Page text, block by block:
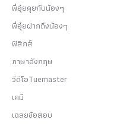
พี่อุ๋ยคุยกับน้องๆ
พี่อุ๋ยฝากถึงน้องๆ
ฟิสิกส์
ภาษาอังกฤษ
วีดีโอTuemaster
เคมี
เฉลยข้อสอบ